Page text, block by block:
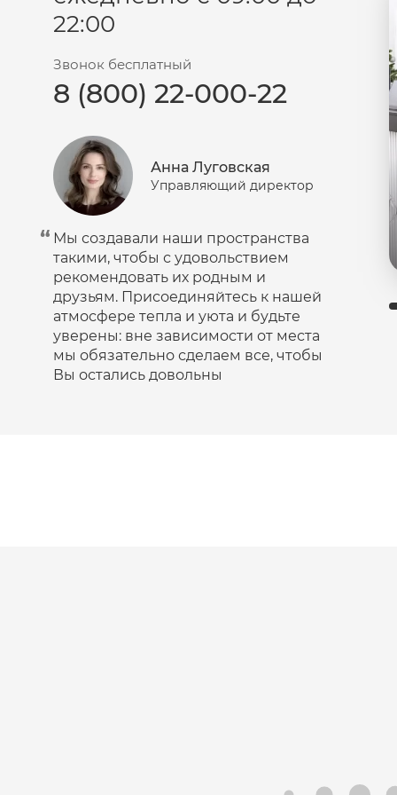
Пудра
Сыворотка
Шампунь
Эмульсия
22:00
Звонок бесплатный
8 (800) 22-000-22
Анна Луговская
Управляющий директор
Мы создавали наши пространства
такими, чтобы с удовольствием
рекомендовать их родным и
друзьям. Присоединяйтесь к нашей
атмосфере тепла и уюта и будьте
уверены: вне зависимости от места
мы обязательно сделаем все, чтобы
Вы остались довольны